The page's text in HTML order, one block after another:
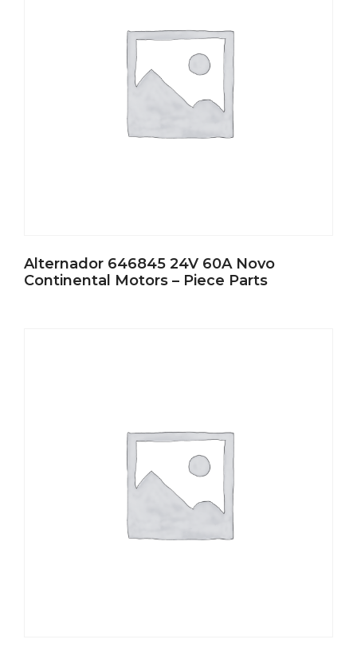
Alternador 646845 24V 60A Novo
Continental Motors – Piece Parts